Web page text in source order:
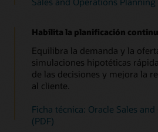
Habilita la planificación
Equilibra la demanda y la
simulaciones hipotéticas
de las decisiones y mejora la
al cliente.
Ficha técnica: Oracle Sales
(PDF)